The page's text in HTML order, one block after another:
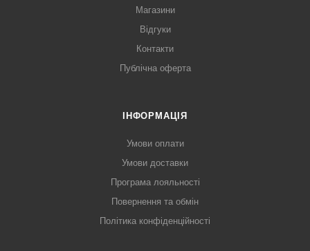
Магазини
Відгуки
Контакти
Публічна оферта
ІНФОРМАЦІЯ
Умови оплати
Умови доставки
Програма лояльності
Повернення та обмін
Політика конфіденційності